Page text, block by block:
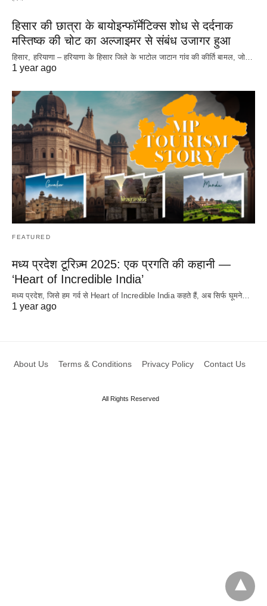
हिसार की छात्रा के बायोइन्फॉर्मेटिक्स शोध से दर्दनाक
मस्तिष्क की चोट का अल्जाइमर से संबंध उजागर हुआ
हिसार, हरियाणा – हरियाणा के हिसार जिले के भाटोल जाटान गांव की कीर्ति बामल, जो…
1 year ago
FEATURED
मध्य प्रदेश टूरिज़्म 2025: एक प्रगति की कहानी —
‘Heart of Incredible India’
मध्य प्रदेश, जिसे हम गर्व से Heart of Incredible India कहते हैं, अब सिर्फ घूमने…
1 year ago
About Us Terms & Conditions Privacy Policy Contact Us
All Rights Reserved